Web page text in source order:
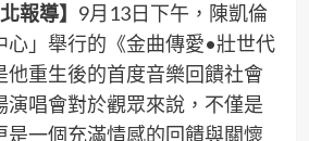
報導】 9月13日下午，陳凱倫
心」舉行的《金曲傳愛•壯世代
他重生後的首度音樂回饋社會
演唱會對於觀眾來說，不僅是
是一個充滿情感的回饋與關懷